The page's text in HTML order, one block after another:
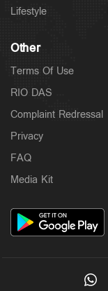
Lifestyle
Other
Terms Of Use
RIO DAS
Complaint Redressal
Privacy
FAQ
Media Kit